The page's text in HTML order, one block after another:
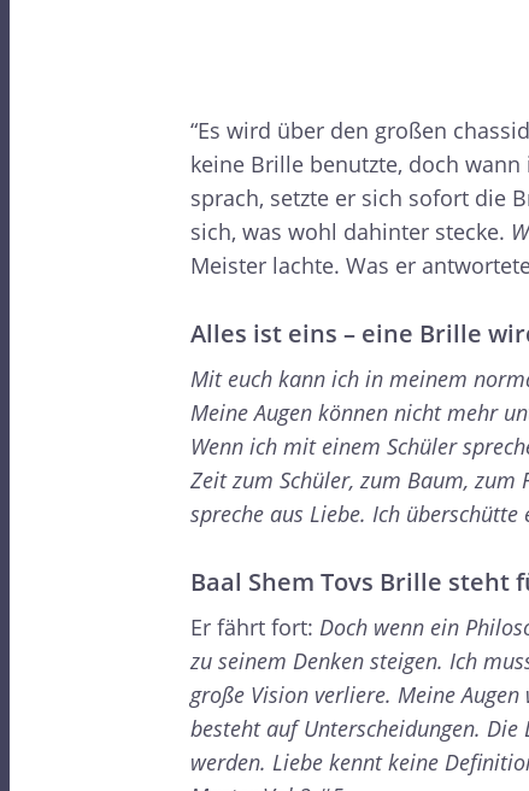
“Es wird über den großen
keine Brille benutzte, doch
sprach, setzte er sich sofort die
sich, was wohl dahinter stecke.
Meister lachte. Was er
Alles ist eins – eine Brille
Mit euch kann ich in meinem
Meine Augen können nicht mehr
Wenn ich mit einem Schüler
Zeit zum Schüler, zum Baum, zum
spreche aus Liebe. Ich
Baal Shem Tovs Brille steht
Er fährt fort: Doch wenn ein
zu seinem Denken steigen. Ich
große Vision verliere. Meine
besteht auf Unterscheidungen.
werden. Liebe kennt keine